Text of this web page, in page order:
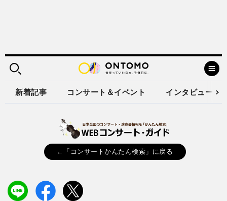
新着記事 コンサート＆イベント インタビュー
←「コンサートかんたん検索」に戻る